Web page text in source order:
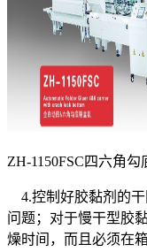
ZH-1150FSC四六角勾
4.控制好胶黏剂的干
问题；对于慢干型胶
燥时间，而且必须在